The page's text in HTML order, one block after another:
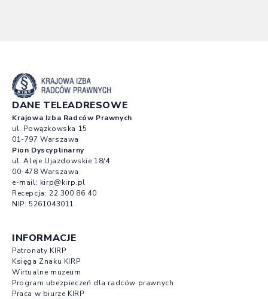
DANE TELEADRESOWE
Krajowa Izba Radców Prawnych
ul. Powązkowska 15
01-797 Warszawa
Pion Dyscyplinarny
ul. Aleje Ujazdowskie 18/4
00-478 Warszawa
e-mail: kirp@kirp.pl
Recepcja: 22 300 86 40
NIP: 5261043011
INFORMACJE
Patronaty KIRP
Księga Znaku KIRP
Wirtualne muzeum
Program ubezpieczeń dla radców prawnych
Praca w biurze KIRP